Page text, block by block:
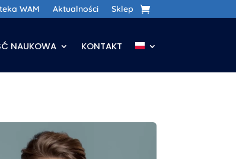
WAM Aktualności Sklep
NAUKOWA KONTAKT